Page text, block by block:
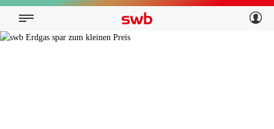
Privatkunden
Geschäftskunden